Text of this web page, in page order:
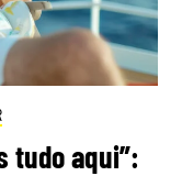
tudo aqui”: